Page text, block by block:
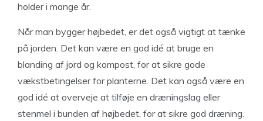
holder i mange år.
Når man bygger højbedet, er det også vigtigt at tænke
på jorden. Det kan være en god idé at bruge en
blanding af jord og kompost, for at sikre gode
vækstbetingelser for planterne. Det kan også være en
god idé at overveje at tilføje en dræningslag eller
stenmel i bunden af højbedet, for at sikre god dræning.